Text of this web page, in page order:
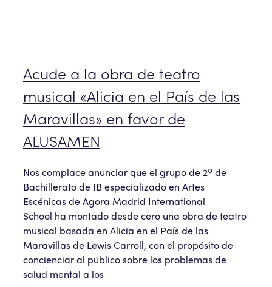
Acude a la obra de teatro
musical «Alicia en el País de las
Maravillas» en favor de
ALUSAMEN
Nos complace anunciar que el grupo de 2º de
Bachillerato de IB especializado en Artes
Escénicas de Agora Madrid International
School ha montado desde cero una obra de teatro
musical basada en Alicia en el País de las
Maravillas de Lewis Carroll, con el propósito de
concienciar al público sobre los problemas de
salud mental a los